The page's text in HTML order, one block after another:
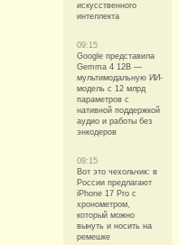
искусственного
интеллекта
09:15
Google представила
Gemma 4 12B —
мультимодальную ИИ-
модель с 12 млрд
параметров с
нативной поддержкой
аудио и работы без
энкодеров
09:15
Вот это чехольчик: в
России предлагают
iPhone 17 Pro с
хронометром,
который можно
вынуть и носить на
ремешке